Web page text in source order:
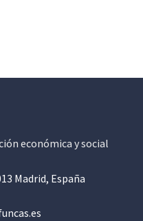
económica y social
Madrid, España